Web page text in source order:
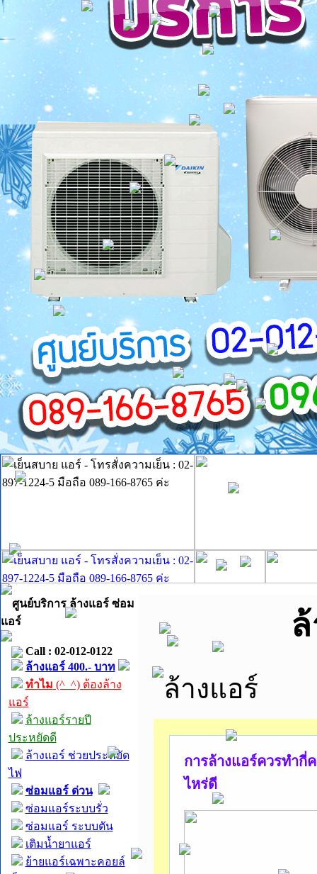
ศูนย์บริการ ล้างแอร์ ซ่อม
แอร์
Call : 02-012-0122
ล้างแอร์ 400.- บาท
ทำไม (^_^) ต้องล้าง
แอร์
ล้างแอร์รายปี
ประหยัดดี
ล้างแอร์ ช่วยประหยัด
ไฟ
ซ่อมแอร์ ด่วน
ซ่อมแอร์ระบบรั่ว
ซ่อมแอร์ ระบบตัน
เติมน้ำยาแอร์
ย้ายแอร์เฉพาะคอยล์
การล้างแอร์ควรทำกี่
ไหร่ดี